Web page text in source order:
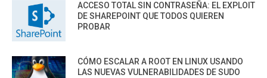
ACCESO TOTAL SIN CONTRASEÑA: EL EXPLOIT
DE SHAREPOINT QUE TODOS QUIEREN
PROBAR
CÓMO ESCALAR A ROOT EN LINUX USANDO
LAS NUEVAS VULNERABILIDADES DE SUDO